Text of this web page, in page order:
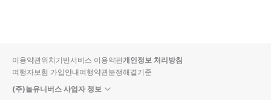
입니
다.
순
상
이용약관위치기반서비스 이용약관개인정보 처리방침
여행자보험 가입안내여행약관분쟁해결기준
(주)놀유니버스 사업자 정보